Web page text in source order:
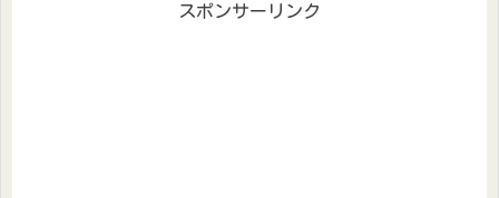
スポンサーリンク